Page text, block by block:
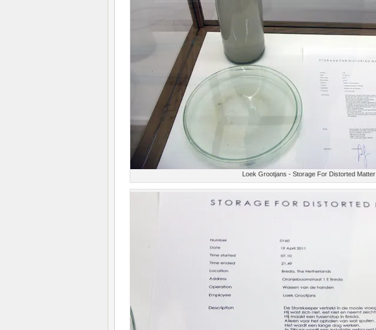
Loek Grootjans - Storage For Distorted Matter